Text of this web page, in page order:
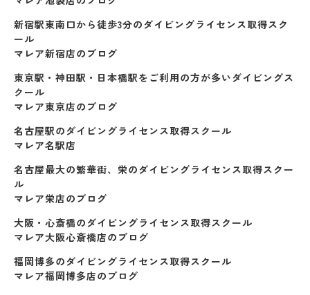
新宿駅東南口から徒歩3分のダイビングライセンス取得スク
ール
マレア新宿店のブログ
東京駅・神田駅・日本橋駅をご利用の方が多いダイビングス
クール
マレア東京店のブログ
名古屋駅のダイビングライセンス取得スクール
マレア名駅店
名古屋最大の繁華街、栄のダイビングライセンス取得スクー
ル
マレア栄店のブログ
大阪・心斎橋のダイビングライセンス取得スクール
マレア大阪心斎橋店のブログ
福岡博多のダイビングライセンス取得スクール
マレア福岡博多店のブログ